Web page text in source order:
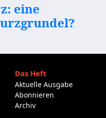
eine
Das Heft
Aktuelle Ausgabe
Abonnieren
Archiv